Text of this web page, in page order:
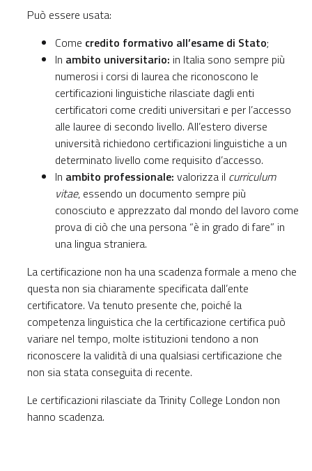
Può essere usata:
Come credito formativo all’esame di Stato;
In ambito universitario: in Italia sono sempre più
numerosi i corsi di laurea che riconoscono le
certificazioni linguistiche rilasciate dagli enti
certificatori come crediti universitari e per l’accesso
alle lauree di secondo livello. All’estero diverse
università richiedono certificazioni linguistiche a un
determinato livello come requisito d’accesso.
In ambito professionale: valorizza il curriculum
vitae, essendo un documento sempre più
conosciuto e apprezzato dal mondo del lavoro come
prova di ciò che una persona “è in grado di fare” in
una lingua straniera.
La certificazione non ha una scadenza formale a meno che
questa non sia chiaramente specificata dall’ente
certificatore. Va tenuto presente che, poiché la
competenza linguistica che la certificazione certifica può
variare nel tempo, molte istituzioni tendono a non
riconoscere la validità di una qualsiasi certificazione che
non sia stata conseguita di recente.
Le certificazioni rilasciate da Trinity College London non
hanno scadenza.